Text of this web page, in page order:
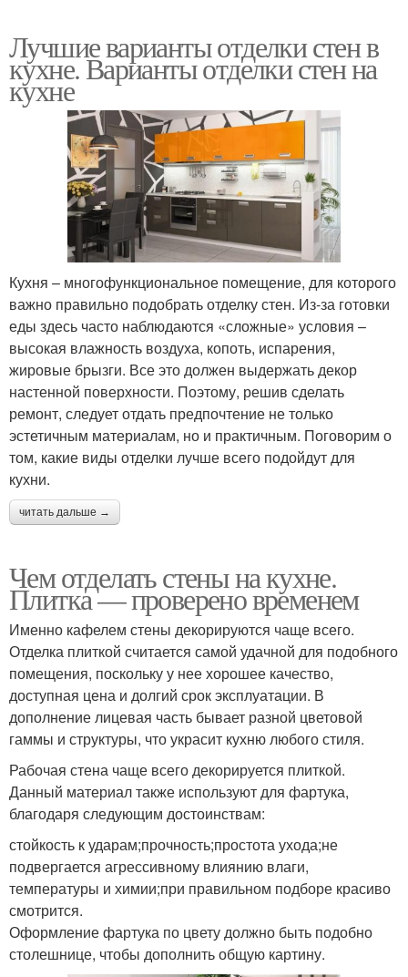
Лучшие варианты отделки стен в
кухне. Варианты отделки стен на
кухне
Кухня – многофункциональное помещение, для которого
важно правильно подобрать отделку стен. Из-за готовки
еды здесь часто наблюдаются «сложные» условия –
высокая влажность воздуха, копоть, испарения,
жировые брызги. Все это должен выдержать декор
настенной поверхности. Поэтому, решив сделать
ремонт, следует отдать предпочтение не только
эстетичным материалам, но и практичным. Поговорим о
том, какие виды отделки лучше всего подойдут для
кухни.
читать дальше →
Чем отделать стены на кухне.
Плитка — проверено временем
Именно кафелем стены декорируются чаще всего.
Отделка плиткой считается самой удачной для подобного
помещения, поскольку у нее хорошее качество,
доступная цена и долгий срок эксплуатации. В
дополнение лицевая часть бывает разной цветовой
гаммы и структуры, что украсит кухню любого стиля.
Рабочая стена чаще всего декорируется плиткой.
Данный материал также используют для фартука,
благодаря следующим достоинствам:
стойкость к ударам;прочность;простота ухода;не
подвергается агрессивному влиянию влаги,
температуры и химии;при правильном подборе красиво
смотрится.
Оформление фартука по цвету должно быть подобно
столешнице, чтобы дополнить общую картину.